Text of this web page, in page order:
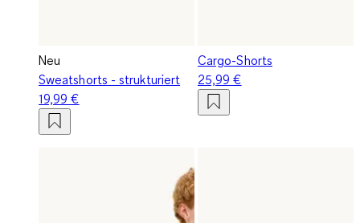
Neu
Sweatshorts - strukturiert
19,99 €
Cargo-Shorts
25,99 €